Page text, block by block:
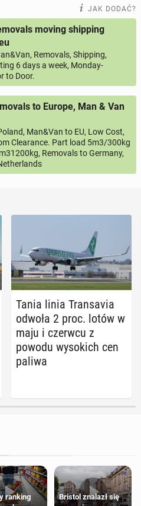
JAK DODAĆ?
moving shipping
Removals, Shipping,
6 days a week, Monday-
to Door.
to Europe, Man & Van
Man&Van to EU, Low Cost,
Clearance. Part load 5m3/300kg
Removals to Germany,
Tania linia Trans­avia
odwoła 2 proc. lotów w
maju i czerwcu z
powodu wy­so­kich cen
paliwa
ranking
Bristol znalazł się